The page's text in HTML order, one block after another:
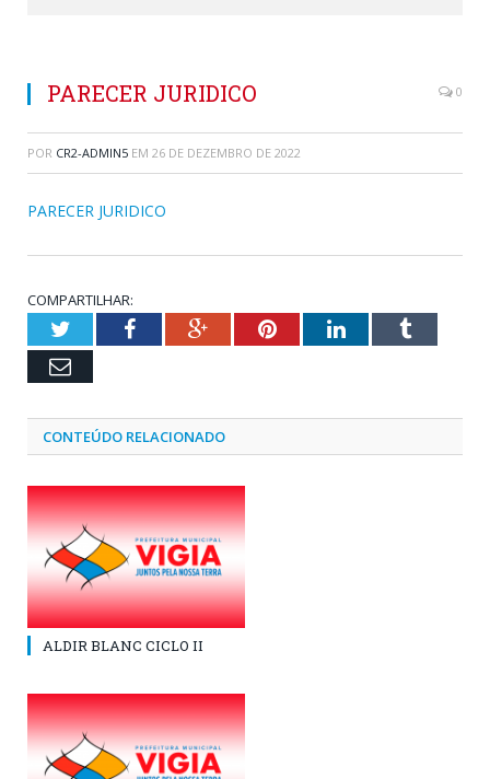
PARECER JURIDICO 0
POR CR2-ADMIN5 EM 26 DE DEZEMBRO DE 2022
PARECER JURIDICO
COMPARTILHAR:
TwitterFacebookGoogle+PinterestLinkedInTumblr
Email
CONTEÚDO RELACIONADO
ALDIR BLANC CICLO II